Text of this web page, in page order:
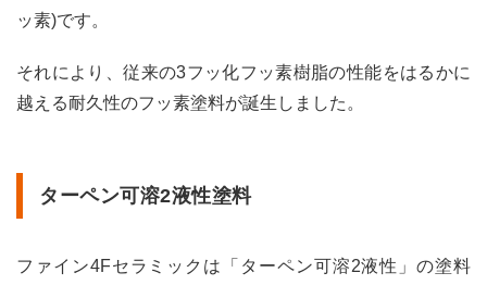
メリ
①一
般フ
ッ素
耐候
メリ
ッ素)です。
それにより、従来の3フッ化フッ素樹脂の性能をはるかに
越える耐久性のフッ素塗料が誕生しました。
ターペン可溶2液性塗料
ファイン4Fセラミックは「ターペン可溶2液性」の塗料